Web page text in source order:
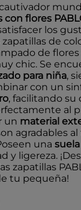
con flores
los
de
de flores
chic. Se
para niña,
con un
, facilitando su
al
un material
agradables
una
y ligereza.
zapatillas
tu pequeña!